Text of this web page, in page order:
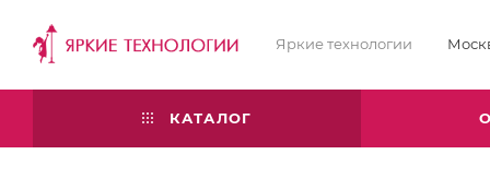
Яркие технологии
КАТАЛОГ